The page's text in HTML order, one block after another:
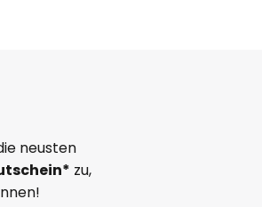
neusten
zu,